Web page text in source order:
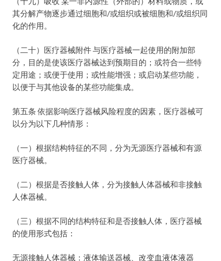
其分解产物逐步通过细胞和/或组织或被细胞和/或组织同
化的作用。
（二十）医疗器械附件 与医疗器械一起使用的附加部
分，目的是使该医疗器械达到预期目的；或符合一些特
定用途；或便于使用；或性能增强；或启动某些功能，
以便于与其他设备的某些功能集成。
第五条 依据影响医疗器械风险程度的因素，医疗器械可
以分为以下几种情形：
（一）根据结构特征的不同，分为无源医疗器械和有源
医疗器械。
（二）根据是否接触人体，分为接触人体器械和非接触
人体器械。
（三）根据不同的结构特征和是否接触人体，医疗器械
的使用形式包括：
无源接触人体器械：液体输送器械、改变血液体液器